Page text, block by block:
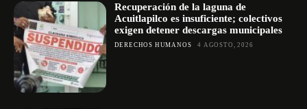
Recuperación de la laguna de
Acuitlapilco es insuficiente; colectivos
exigen detener descargas municipales
DERECHOS HUMANOS 4 AGOSTO, 2026